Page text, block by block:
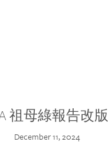
祖母綠報告改版
December 11, 2024